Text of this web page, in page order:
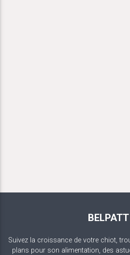
BELPATT
Suivez la croissance de votre chiot,
plans pour son alimentation, des